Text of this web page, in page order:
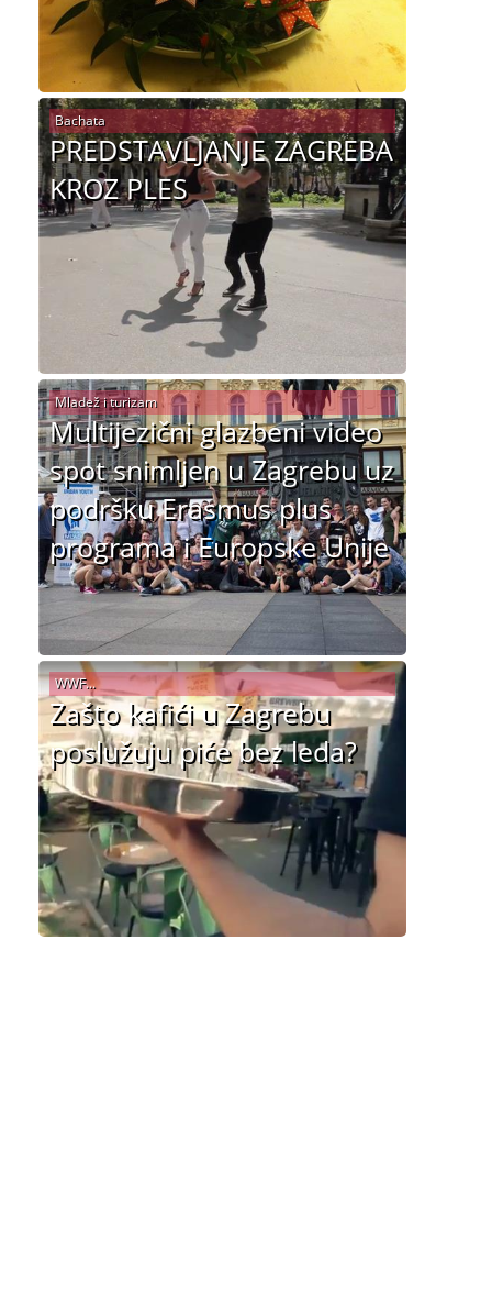
PREDSTAVLJANJE ZAGREBA
KROZ PLES
Bachata
Multijezični glazbeni video
spot snimljen u Zagrebu uz
podršku Erasmus plus
programa i Europske Unije
Mladež i turizam
Zašto kafići u Zagrebu
poslužuju piće bez leda?
WWF...